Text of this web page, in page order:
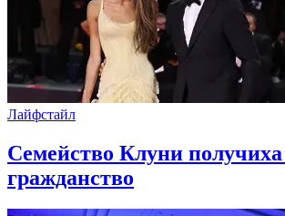
Лайфстайл
Семейство Клуни
гражданство